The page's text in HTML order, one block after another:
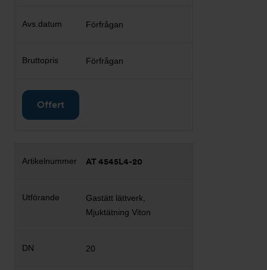
Förfrågan
Förfrågan
Offert
AT 4545L4-20
Gastätt lättverk,
Mjuktätning Viton
20